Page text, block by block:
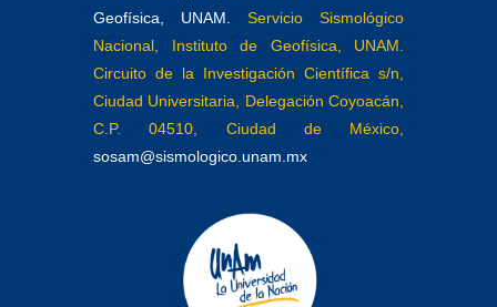
Geofísica, UNAM.
Servicio Sismológico
Nacional, Instituto de Geofísica, UNAM.
Circuito de la Investigación Científica s/n,
Ciudad Universitaria, Delegación Coyoacán,
C.P. 04510, Ciudad de México,
sosam@sismologico.unam.mx